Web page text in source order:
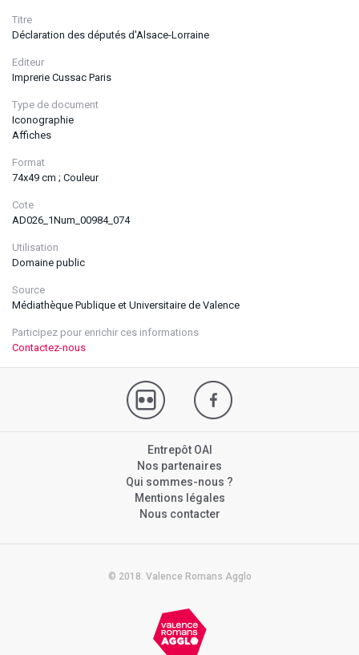
Titre
Déclaration des députés d'Alsace-Lorraine
Editeur
Imprerie Cussac Paris
Type de document
Iconographie
Affiches
Format
74x49 cm ; Couleur
Cote
AD026_1Num_00984_074
Utilisation
Domaine public
Source
Médiathèque Publique et Universitaire de Valence
Participez pour enrichir ces informations
Contactez-nous
Entrepôt OAI
Nos partenaires
Qui sommes-nous ?
Mentions légales
Nous contacter
© 2018. Valence Romans Agglo